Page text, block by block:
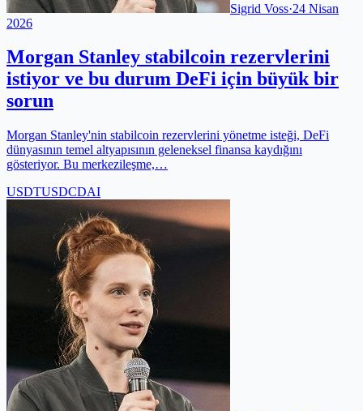
Sigrid Voss·24 Nisan
2026
Morgan Stanley stabilcoin rezervlerini
istiyor ve bu durum DeFi için büyük bir
sorun
Morgan Stanley'nin stabilcoin rezervlerini yönetme isteği, DeFi
dünyasının temel altyapısının geleneksel finansa kaydığını
gösteriyor. Bu merkezileşme,…
USDTUSDCDAI